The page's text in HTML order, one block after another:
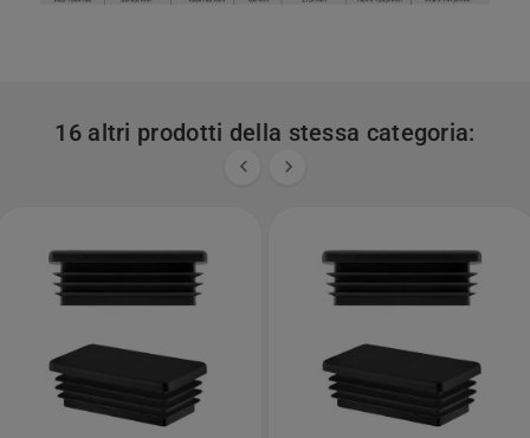
16 altri prodotti della stessa categoria:
 